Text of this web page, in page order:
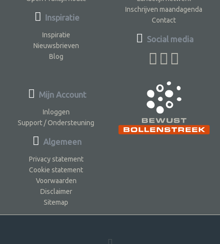
Inspiratie
Inspiratie
Nieuwsbrieven
Blog
Inschrijven maandagenda
Contact
Social media
Mijn Account
Inloggen
Support / Ondersteuning
Algemeen
Privacy statement
Cookie statement
Voorwaarden
Disclaimer
Sitemap